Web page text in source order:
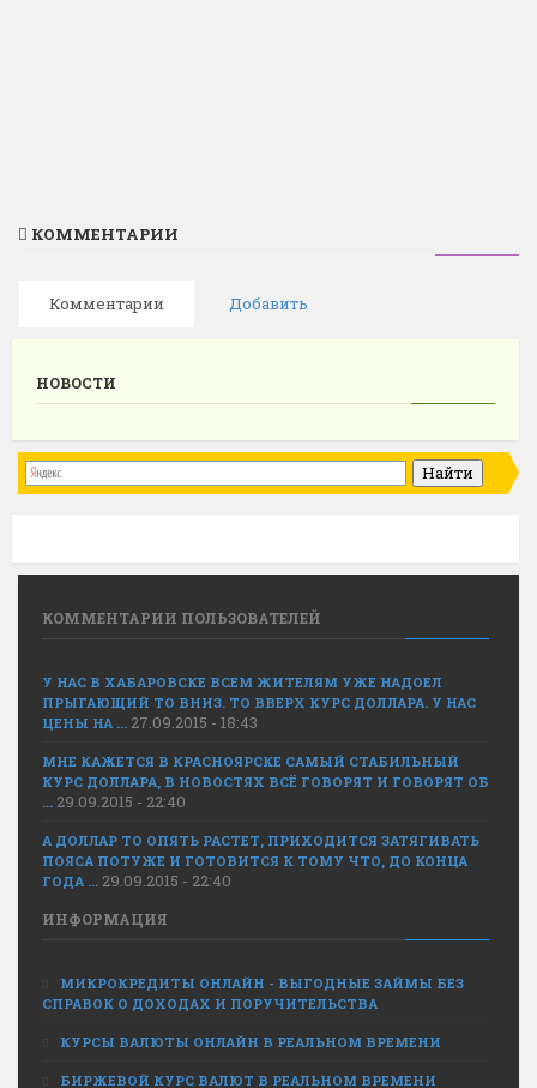
КОММЕНТАРИИ
Комментарии Добавить
НОВОСТИ
КОММЕНТАРИИ ПОЛЬЗОВАТЕЛЕЙ
У НАС В ХАБАРОВСКЕ ВСЕМ ЖИТЕЛЯМ УЖЕ НАДОЕЛ
ПРЫГАЮЩИЙ ТО ВНИЗ. ТО ВВЕРХ КУРС ДОЛЛАРА. У НАС
ЦЕНЫ НА ... 27.09.2015 - 18:43
МНЕ КАЖЕТСЯ В КРАСНОЯРСКЕ САМЫЙ СТАБИЛЬНЫЙ
КУРС ДОЛЛАРА, В НОВОСТЯХ ВСЁ ГОВОРЯТ И ГОВОРЯТ ОБ
... 29.09.2015 - 22:40
А ДОЛЛАР ТО ОПЯТЬ РАСТЕТ, ПРИХОДИТСЯ ЗАТЯГИВАТЬ
ПОЯСА ПОТУЖЕ И ГОТОВИТСЯ К ТОМУ ЧТО, ДО КОНЦА
ГОДА ... 29.09.2015 - 22:40
ИНФОРМАЦИЯ
МИКРОКРЕДИТЫ ОНЛАЙН - ВЫГОДНЫЕ ЗАЙМЫ БЕЗ
СПРАВОК О ДОХОДАХ И ПОРУЧИТЕЛЬСТВА
КУРСЫ ВАЛЮТЫ ОНЛАЙН В РЕАЛЬНОМ ВРЕМЕНИ
БИРЖЕВОЙ КУРС ВАЛЮТ В РЕАЛЬНОМ ВРЕМЕНИ